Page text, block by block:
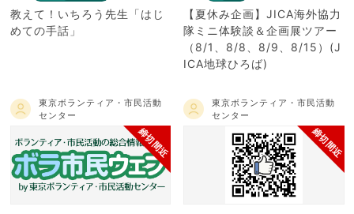
教えて！いちろう先生「はじ
めての手話」
【夏休み企画】JICA海外協力
隊ミニ体験談＆企画展ツアー
（8/1、8/8、8/9、8/15）(J
ICA地球ひろば)
東京ボランティア・市民活動
センター
締切間近
東京ボランティア・市民活動
センター
締切間近